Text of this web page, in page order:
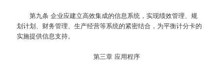
第九条 企业应建立高效集成的信息系统，实现绩效管理、规
划计划、财务管理、生产经营等系统的紧密结合，为平衡计分卡的
实施提供信息支持。
第三章 应用程序